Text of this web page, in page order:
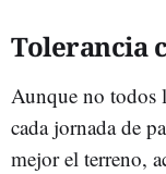
Tolerancia
Aunque no todos
cada jornada de
mejor el terreno,